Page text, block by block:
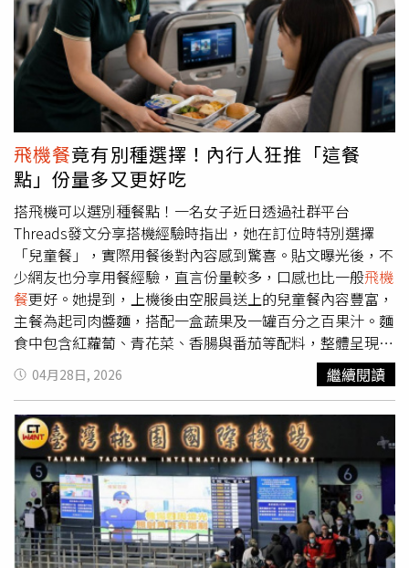
加坡返台，自己特地將經濟艙升等。陳昭瑋與媽媽合唱
〈霧〉。（圖／三立提供）原本以為媽媽能舒服享受飛機
餐，沒想到媽媽回國後竟抱怨：「那個升等不好，整趟四個
多小時沒吃到飯，餓死了！」原來空姐遞上菜單時，彩蓮姐
誤以為餐點要另外付費，連忙揮手說「不用不用」，最後整
趟飛機直接餓肚子，也讓陳昭瑋哭笑不得。彩蓮姐還忍不住
補充：「就是太少出國了啦，你們要多帶我出國。」談到最
感動的親子故事，陳昭瑋分享，高中時想補英文會話課，當
時家裡經濟狀況並不好，但媽媽仍想盡辦法支持他。他回
憶，當時與媽媽約好在補習班碰面，最後出現的卻是媽媽朋
友，她跟我說「你媽媽哪有這個錢，我先幫你付啦！」讓他
至今難忘。後來陳昭瑋也爭氣靠英文比賽獲獎、拿獎學金，
甚至出國讀書期間仍持續幫忙負擔家中房貸，讓嬤嬤很欣
慰。節目尾聲，苗可麗感性表示：「媽媽不是不要禮物，而
是不捨得孩子辛苦。那些嘴巴上的碎唸，其實都是愛。」陳
孟賢也笑說：「有時候孝順不用演大齣的，一句關心、一起
吃頓飯，比什麼都補啦！」為這場充滿笑聲與感動的母親節
特輯畫下溫暖句點。
飛機餐竟有別種選擇！內行人狂推「這餐
點」份量多又更好吃
搭飛機可以選別種餐點！一名女子近日透過社群平台
Threads發文分享搭機經驗時指出，她在訂位時特別選擇
「兒童餐」，實際用餐後對內容感到驚喜。貼文曝光後，不
少網友也分享用餐經驗，直言份量較多，口感也比一般飛機
餐更好。她提到，上機後由空服員送上的兒童餐內容豐富，
主餐為起司肉醬麵，搭配一盒蔬果及一罐百分之百果汁。麵
食中包含紅蘿蔔、青花菜、香腸與番茄等配料，整體呈現色
彩鮮明，讓她直呼「今天看到
的兒童餐超喜歡的！超
可愛！大家可以去訂。而且每次主題都會不一樣！」她也補
充說明，航空公司提供的兒童餐並未限制僅兒童可選，大人
同樣可以預訂，且每次供應的菜色可能有所變化。相關貼文
曝光後，引發不少網友討論。「天啊我現在才知道原來空中
不是跟陸地一樣有限制年齡，原來大人也能點兒童餐！」、
「空姐：這班飛機有103個兒童餐，有譜嗎？」、「跟我上
次星宇一模一樣，地勤問一次劉小姐兒童餐嗎？上了飛機空
少問一次劉小姐兒童餐嗎？」、「兒童餐比食正餐來得飽足
不多不少剛剛好，有些還說吃兒童餐給別人取笑」、「我女
04月28日, 2026 繼續閱讀